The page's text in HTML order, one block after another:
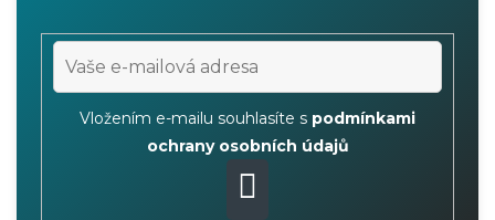
Vložením e-mailu souhlasíte s podmínkami
ochrany osobních údajů